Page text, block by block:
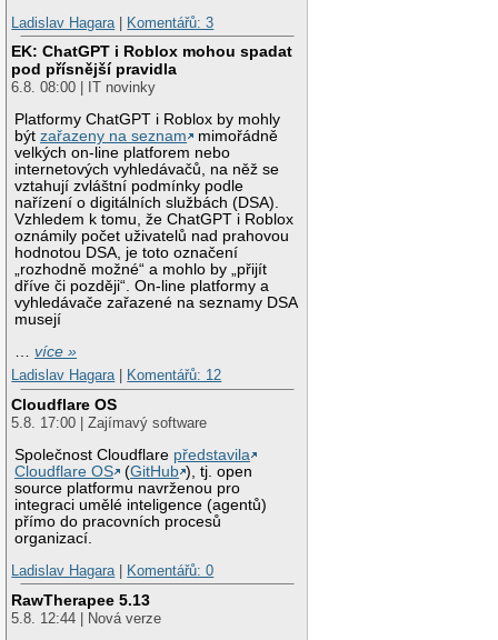
Ladislav Hagara
Komentářů: 3
EK: ChatGPT i Roblox mohou spadat
pod přísnější pravidla
6.8. 08:00 | IT novinky
Platformy ChatGPT i Roblox by mohly
býtzařazeny na seznam
mimořádně
velkých on-line platforem nebo
internetových vyhledávačů, na něž se
vztahují zvláštní podmínky podle
nařízení o digitálních službách (DSA).
Vzhledem k tomu, že ChatGPT i Roblox
oznámily počet uživatelů nad prahovou
hodnotou DSA, je toto označení
„rozhodně možné“ a mohlo by „přijít
dříve či později“. On-line platformy a
vyhledávače zařazené na seznamy DSA
musejí
…více »
Ladislav Hagara| Komentářů: 12
Cloudflare OS
5.8. 17:00 | Zajímavý software
Společnost Cloudflare představila
Cloudflare OS
(GitHub ), tj. open
source platformu navrženou pro
integraci umělé inteligence (agentů)
přímo do pracovních procesů
organizací.
Ladislav Hagara| Komentářů: 0
RawTherapee 5.13
5.8. 12:44 | Nová verze